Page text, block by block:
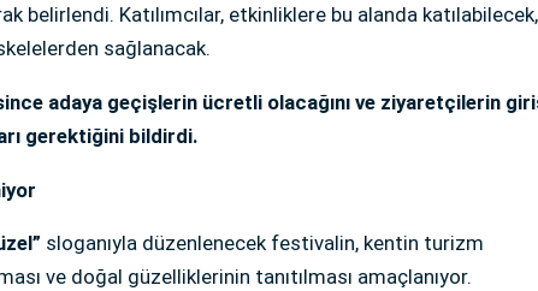
belirlendi. Katılımcılar, etkinliklere bu alanda
sağlanacak.
adaya geçişlerin ücretli olacağını ve ziyaretçilerin
gerektiğini bildirdi.
sloganıyla düzenlenecek festivalin, kentin turizm
ve doğal güzelliklerinin tanıtılması amaçlanıyor.